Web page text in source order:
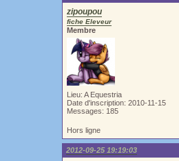
zipoupou
fiche Eleveur
Membre
Lieu: A Equestria
Date d'inscription: 2010-11-15
Messages: 185
Hors ligne
2012-09-25 19:19:03